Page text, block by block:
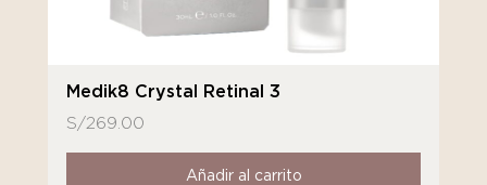
Medik8 Crystal Retinal 3
S/269.00
Añadir al carrito